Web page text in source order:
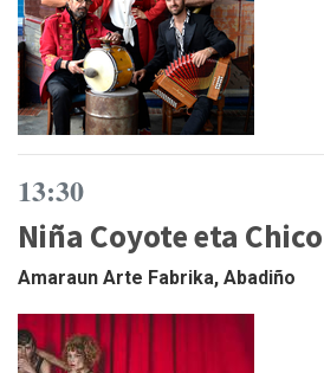
13:30
Niña Coyote eta
Amaraun Arte Fabrika, Abadiño